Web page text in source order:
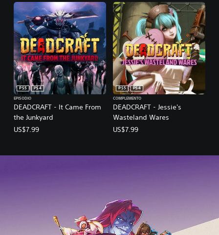
DEADCRAFT - It Came From
the Junkyard
PS5
PS4
EPISODIO
US$7.99
DEADCRAFT - Jessie's
Wasteland Wares
PS5
PS4
COMPLEMENTO
US$7.99